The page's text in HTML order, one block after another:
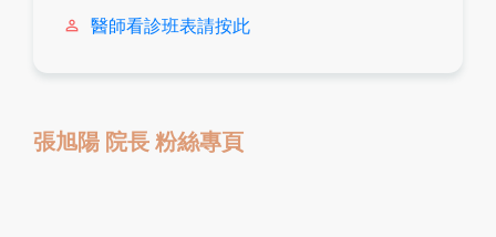
person_outline 醫師看診班表請按此
張旭陽 院長 粉絲專頁